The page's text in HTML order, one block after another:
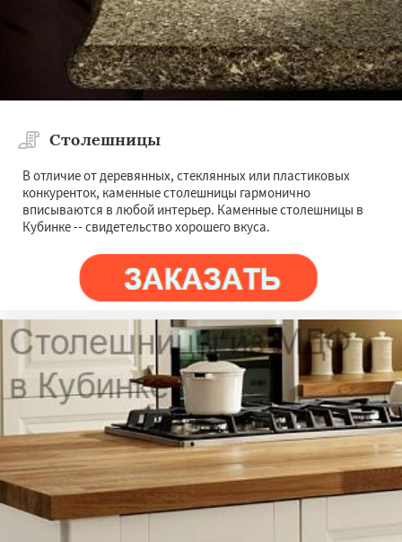
Пушкино Пущино Раменское
Рошаль Рузф Сергиев Посад
Серпухов Солнечногорск Купавна
Ступино Талдом Фрязино Химки
Хотьково Черноголовка Чехов Шатура
Щелково Электрогорск Электросталь
Столешницы
В отличие от деревянных, стеклянных или пластиковых
конкуренток, каменные столешницы гармонично
вписываются в любой интерьер. Каменные столешницы в
Кубинке -- свидетельство хорошего вкуса.